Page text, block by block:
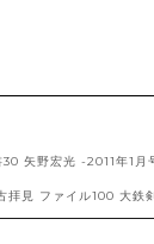
30 矢野宏光 -2011年1月
拝見 ファイル100 大鉄